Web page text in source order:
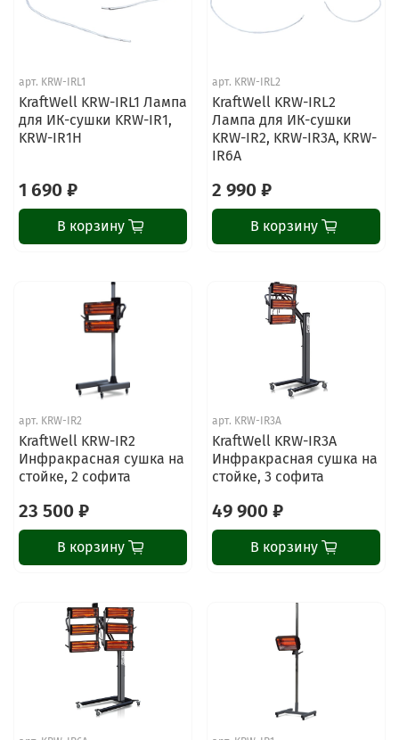
арт. KRW-IRL1
KraftWell KRW-IRL1 Лампа
для ИК-сушки KRW-IR1,
KRW-IR1H
1 690 ₽
В корзину
арт. KRW-IRL2
KraftWell KRW-IRL2
Лампа для ИК-сушки
KRW-IR2, KRW-IR3A, KRW-
IR6A
2 990 ₽
В корзину
арт. KRW-IR2
KraftWell KRW-IR2
Инфракрасная сушка на
стойке, 2 софита
23 500 ₽
В корзину
арт. KRW-IR3A
KraftWell KRW-IR3A
Инфракрасная сушка на
стойке, 3 софита
49 900 ₽
В корзину